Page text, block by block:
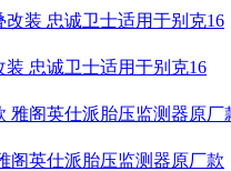
忠诚卫士适用于别克16
阁英仕派胎压监测器原厂款